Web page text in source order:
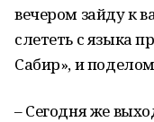
вечером зайду к
слететь с языка
Сабир», и
– Сегодня же